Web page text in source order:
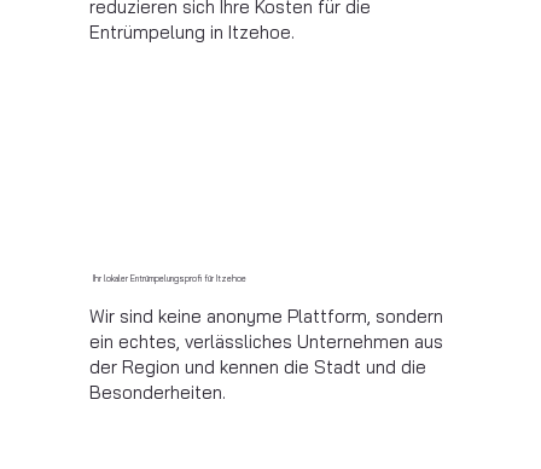
reduzieren sich Ihre Kosten für die
Entrümpelung in Itzehoe.
Ihr lokaler Entrümpelungsprofi für Itzehoe
Wir sind keine anonyme Plattform, sondern
ein echtes, verlässliches Unternehmen aus
der Region und kennen die Stadt und die
Besonderheiten.